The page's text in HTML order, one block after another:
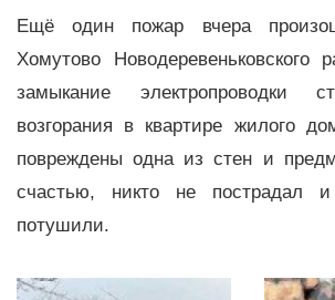
Ещё один пожар вчера
Хомутово Новодеревеньковского
замыкание электропроводки
возгорания в квартире жилого
повреждены одна из стен и
счастью, никто не пострадал
потушили.